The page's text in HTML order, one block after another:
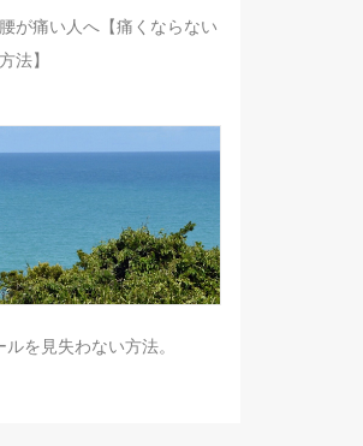
が痛い人へ【痛くならない
方法】
を見失わない方法。